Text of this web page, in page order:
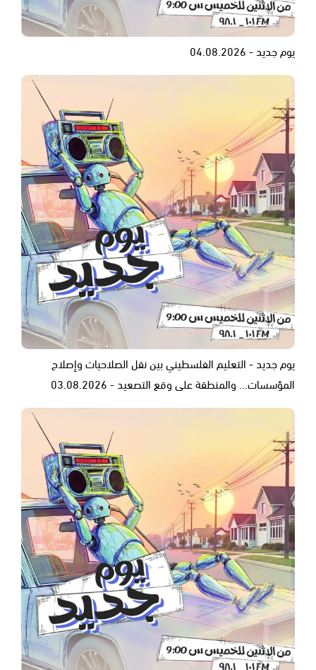
يوم جديد - 04.08.2026
يوم جديد - التعليم الفلسطيني بين نقل الصلاحيات وإصلاح
المؤسسات... والمنطقة على وقع التصعيد - 03.08.2026